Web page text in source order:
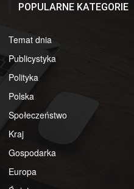
POPULARNE KATEGORIE
Temat dnia
Publicystyka
Polityka
Polska
Społeczeństwo
Kraj
Gospodarka
Europa